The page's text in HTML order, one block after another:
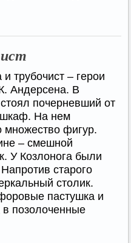
трубочист – герои
Андерсена. В
стоял почерневший от
На нем
множество фигур.
– смешной
У Козлонога были
старого
столик.
пастушка и
в позолоченные